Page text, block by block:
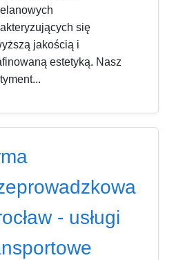
się
jakością i
estetyką. Nasz
- usługi